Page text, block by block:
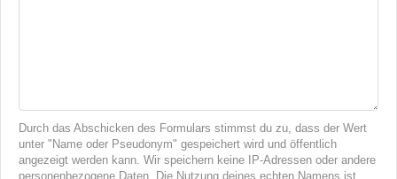
Durch das Abschicken des Formulars stimmst du zu, dass der Wert
unter "Name oder Pseudonym" gespeichert wird und öffentlich
angezeigt werden kann. Wir speichern keine IP-Adressen oder andere
personenbezogene Daten. Die Nutzung deines echten Namens ist